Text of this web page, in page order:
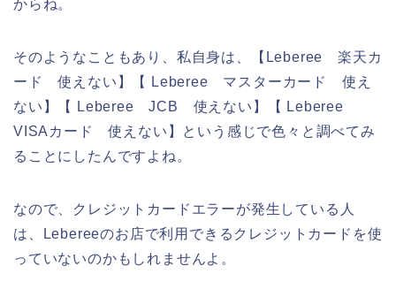
からね。
そのようなこともあり、私自身は、【Leberee 楽天カ
ード 使えない】【 Leberee マスターカード 使え
ない】【 Leberee JCB 使えない】【 Leberee
VISAカード 使えない】という感じで色々と調べてみ
ることにしたんですよね。
なので、クレジットカードエラーが発生している人
は、Lebereeのお店で利用できるクレジットカードを使
っていないのかもしれませんよ。